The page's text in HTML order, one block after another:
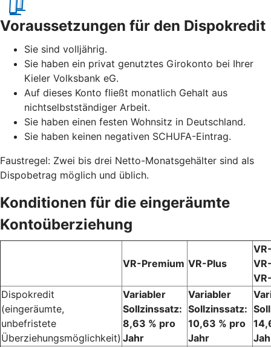
Voraussetzungen für den Dispokredit
Sie sind volljährig.
Sie haben ein privat genutztes Girokonto bei Ihrer
Kieler Volksbank eG.
Auf dieses Konto fließt monatlich Gehalt aus
nichtselbstständiger Arbeit.
Sie haben einen festen Wohnsitz in Deutschland.
Sie haben keinen negativen SCHUFA-Eintrag.
Faustregel: Zwei bis drei Netto-Monatsgehälter sind als
Dispobetrag möglich und üblich.
Konditionen für die eingeräumte
Kontoüberziehung
VR-Premium VR-Plus
Dispokredit
(eingeräumte,
unbefristete
Überziehungsmöglichkeit)
Variabler
Sollzinssatz:
8,63 % pro
Jahr
Variabler
Sollzinssatz:
10,63 % pro
Jahr